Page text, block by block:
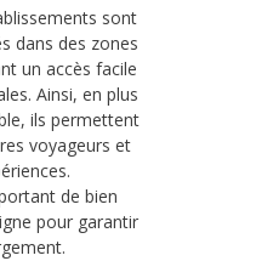
sont
dans des zones
un accès facile
Ainsi, en plus
ils permettent
voyageurs et
de bien
pour garantir